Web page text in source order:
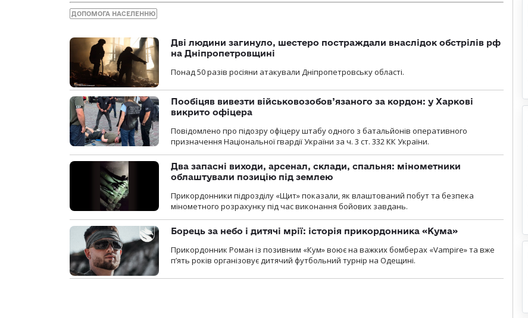
ДОПОМОГА НАСЕЛЕННЮ
Дві людини загинуло, шестеро постраждали внаслідок обстрілів рф
на Дніпропетровщині
Понад 50 разів росіяни атакували Дніпропетровську області.
Пообіцяв вивезти військовозобов’язаного за кордон: у Харкові
викрито офіцера
Повідомлено про підозру офіцеру штабу одного з батальйонів оперативного
призначення Національної гвардії України за ч. 3 ст. 332 КК України.
Два запасні виходи, арсенал, склади, спальня: мінометники
облаштували позицію під землею
Прикордонники підрозділу «Щит» показали, як влаштований побут та безпека
мінометного розрахунку під час виконання бойових завдань.
Борець за небо і дитячі мрії: історія прикордонника «Кума»
Прикордонник Роман із позивним «Кум» воює на важких бомберах «Vampire» та вже
п’ять років організовує дитячий футбольний турнір на Одещині.